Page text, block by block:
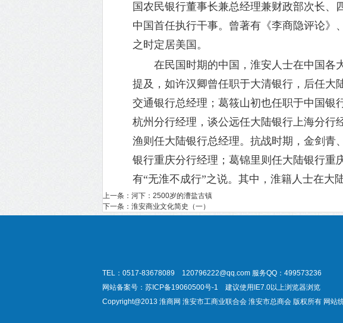
国农民银行董事长兼总经理兼财政部次长、
中国首任执行干事。曾著有《李商隐评论
之时定居美国。
在民国时期的中国，淮安人士在中国各
提及，如许汉卿曾任职于大清银行，后任大
交通银行总经理；葛筱山初也任职于中国银
杭州分行经理，谈公远任大陆银行上海分行
渔则任大陆银行总经理。抗战时期，金剑青
银行重庆分行经理；葛锦里则任大陆银行重
有“无淮不成行”之说。其中，淮籍人士在大
上一条： 河下：2500岁的漕盐古镇
下一条： 淮安商业文化简史（一）
TEL：0517-83678089 120796222@qq.com 服务QQ：499573236
网站备案号： 苏ICP备19060500号-1
建议使用IE7.0以上浏览器浏览
Copyright@2013 淮商网 淮安市工商业联合会 淮安市总商会 版权所有 网站